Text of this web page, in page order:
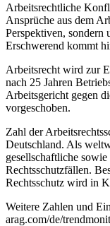
Arbeitsrechtliche
Ansprüche aus dem
Perspektiven, sondern
Erschwerend kommt
Arbeitsrecht wird zur
nach 25 Jahren
Arbeitsgericht gegen
vorgeschoben.
Zahl der
Deutschland. Als
gesellschaftliche
Rechtsschutzfällen.
Rechtsschutz wird in
Weitere Zahlen und
arag.com/de/